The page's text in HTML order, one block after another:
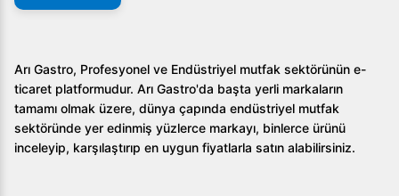
Arı Gastro, Profesyonel ve Endüstriyel mutfak sektörünün e-
ticaret platformudur. Arı Gastro'da başta yerli markaların
tamamı olmak üzere, dünya çapında endüstriyel mutfak
sektöründe yer edinmiş yüzlerce markayı, binlerce ürünü
inceleyip, karşılaştırıp en uygun fiyatlarla satın alabilirsiniz.